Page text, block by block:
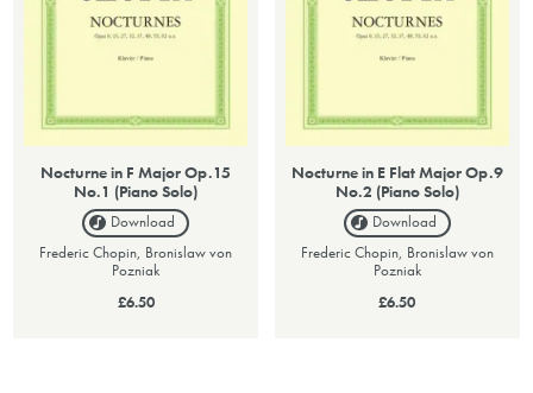
Nocturne in F Major Op.15
No.1 (Piano Solo)
Download
Frederic Chopin, Bronislaw von
Pozniak
£6.50
Nocturne in E Flat Major Op.9
No.2 (Piano Solo)
Download
Frederic Chopin, Bronislaw von
Pozniak
£6.50